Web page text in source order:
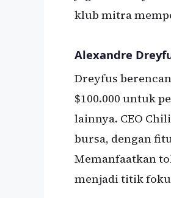
klub mitra
Alexandre
Dreyfus
$100.000 untuk
lainnya. CEO
bursa, dengan
Memanfaatkan
menjadi titik